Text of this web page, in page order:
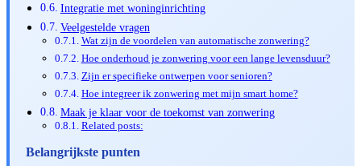
Integratie met woninginrichting
Veelgestelde vragen
Wat zijn de voordelen van automatische zonwering?
Hoe onderhoud je zonwering voor een lange levensduur?
Zijn er specifieke ontwerpen voor senioren?
Hoe integreer ik zonwering met mijn smart home?
Maak je klaar voor de toekomst van zonwering
Related posts:
Belangrijkste punten